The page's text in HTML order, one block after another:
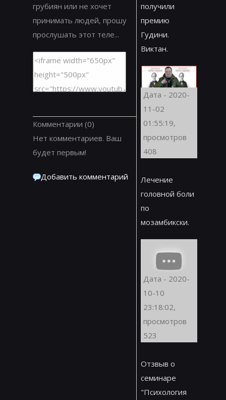
грубиян или не хочет
принимать людей, прошу
прослушать этот теле...
Комментарии (0)
Нет комментариев. Ваш
будет первым!
Добавить комментарий
получили
премию
Гудини.
Виктан.
Дата - 2020-
11-02
01:55:19,
просмотров
408
Лечение
головной боли
по
мозамбикски.
Дата - 2020-
10-10
23:18:02,
просмотров
523
Отзвыв о
семинаре
"Психология